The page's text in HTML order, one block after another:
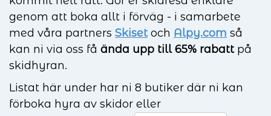
genom att boka allt i förväg - i samarbete
med våra partners Skiset och Alpy.com så
kan ni via oss få ända upp till 65% rabattpå
skidhyran.
Listat här under har ni 8 butiker där ni kan
förboka hyra av skidor eller